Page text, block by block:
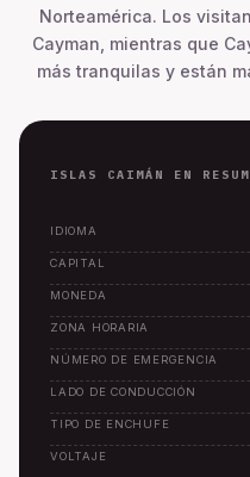
Norteamérica. Los
Cayman, mientras que
más tranquilas y están
ISLAS CAIMÁN EN
IDIOMA
CAPITAL
MONEDA
ZONA HORARIA
NÚMERO DE EMERGENCIA
LADO DE CONDUCCIÓN
TIPO DE ENCHUFE
VOLTAJE